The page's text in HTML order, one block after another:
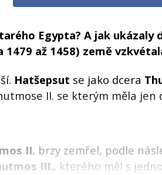
Egypta? A jak ukázaly
1479 až 1458) země
Hatšepsut se jako dcera
II. se kterým měla jen
II. brzy zemřel, podle
III., kterého měl s